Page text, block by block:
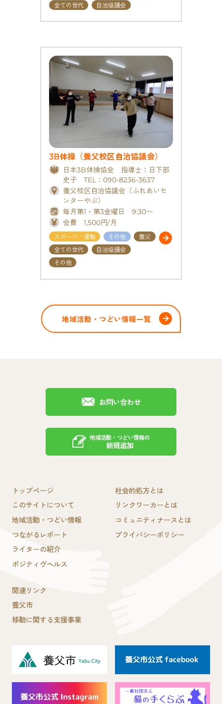
全ての世代
自治協議会
3B体操（養父校区自治協議会）
日本3B体操協会 指導士：日下部
史子 TEL：090-8236-3637
養父校区自治協議会（ふれあいセ
ンターやぶ）
毎月第1・第3金曜日 9:30〜
会費 1,500円/月
スポーツ・運動 その他
養父
全ての世代
自治協議会
その他
地域活動・つどい情報一覧
お問い合わせ
地域活動・つどい情報の
新規追加
トップページ
このサイトについて
地域活動・つどい情報
つながるレポート
ライターの紹介
ポジティヴヘルス
社会的処方とは
リンクワーカーとは
コミュニティナースとは
プライバシーポリシー
関連リンク
養父市
移動に関する支援事業